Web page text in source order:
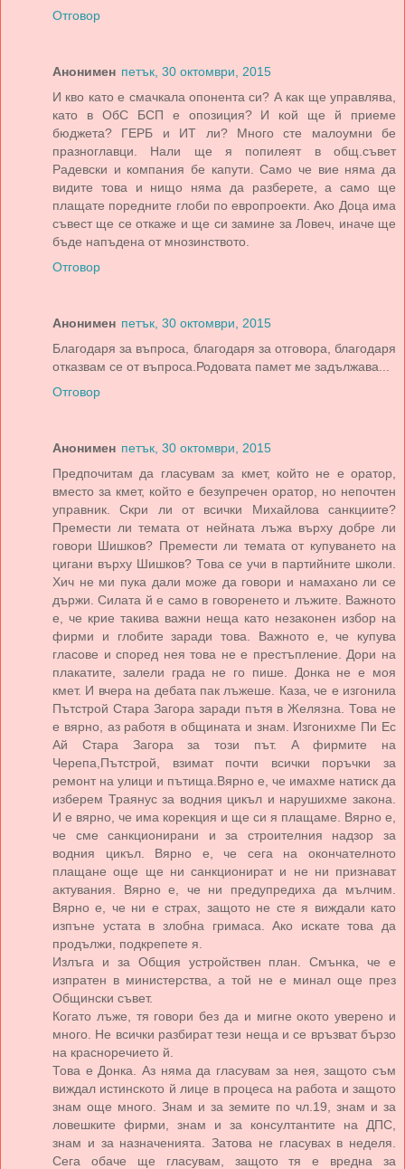
Отговор
Анонимен петък, 30 октомври, 2015
И кво като е смачкала опонента си? А как ще управлява,
като в ОбС БСП е опозиция? И кой ще й приеме
бюджета? ГЕРБ и ИТ ли? Много сте малоумни бе
празноглавци. Нали ще я попилеят в общ.съвет
Радевски и компания бе капути. Само че вие няма да
видите това и нищо няма да разберете, а само ще
плащате поредните глоби по европроекти. Ако Доца има
съвест ще се откаже и ще си замине за Ловеч, иначе ще
бъде напъдена от мнозинството.
Отговор
Анонимен петък, 30 октомври, 2015
Благодаря за въпроса, благодаря за отговора, благодаря
отказвам се от въпроса.Родовата памет ме задължава...
Отговор
Анонимен петък, 30 октомври, 2015
Предпочитам да гласувам за кмет, който не е оратор,
вместо за кмет, който е безупречен оратор, но непочтен
управник. Скри ли от всички Михайлова санкциите?
Премести ли темата от нейната лъжа върху добре ли
говори Шишков? Премести ли темата от купуването на
цигани върху Шишков? Това се учи в партийните школи.
Хич не ми пука дали може да говори и намахано ли се
държи. Силата й е само в говоренето и лъжите. Важното
е, че крие такива важни неща като незаконен избор на
фирми и глобите заради това. Важното е, че купува
гласове и според нея това не е престъпление. Дори на
плакатите, залели града не го пише. Донка не е моя
кмет. И вчера на дебата пак лъжеше. Каза, че е изгонила
Пътстрой Стара Загора заради пътя в Желязна. Това не
е вярно, аз работя в общината и знам. Изгонихме Пи Ес
Ай Стара Загора за този път. А фирмите на
Черепа,Пътстрой, взимат почти всички поръчки за
ремонт на улици и пътища.Вярно е, че имахме натиск да
изберем Траянус за водния цикъл и нарушихме закона.
И е вярно, че има корекция и ще си я плащаме. Вярно е,
че сме санкционирани и за строителния надзор за
водния цикъл. Вярно е, че сега на окончателното
плащане още ще ни санкционират и не ни признават
актувания. Вярно е, че ни предупредиха да мълчим.
Вярно е, че ни е страх, защото не сте я виждали като
изпъне устата в злобна гримаса. Ако искате това да
продължи, подкрепете я.
Излъга и за Общия устройствен план. Смънка, че е
изпратен в министерства, а той не е минал още през
Общински съвет.
Когато лъже, тя говори без да и мигне окото уверено и
много. Не всички разбират тези неща и се връзват бързо
на красноречието й.
Това е Донка. Аз няма да гласувам за нея, защото съм
виждал истинското й лице в процеса на работа и защото
знам още много. Знам и за земите по чл.19, знам и за
ловешките фирми, знам и за консултантите на ДПС,
знам и за назначенията. Затова не гласувах в неделя.
Сега обаче ще гласувам, защото тя е вредна за